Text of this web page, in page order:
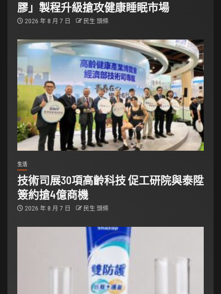
膠」製程升級搶攻健康睡眠市場
2026 年 8 月 7 日 民生 頭條
生活
技術司展30項高齡科技 促工研院與泰陞
簽約搶4億商機
2026 年 8 月 7 日 民生 頭條